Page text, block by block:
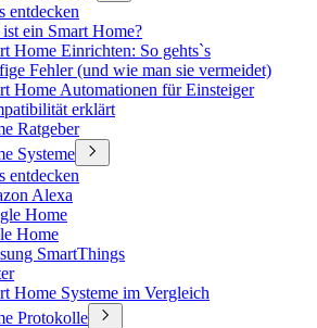
entdecken
ist ein Smart Home?
Home Einrichten: So gehts`s
Fehler (und wie man sie vermeidet)
Home Automationen für Einsteiger
erklärt
Ratgeber
Systeme
entdecken
Alexa
Home
Home
SmartThings
Home Systeme im Vergleich
Protokolle